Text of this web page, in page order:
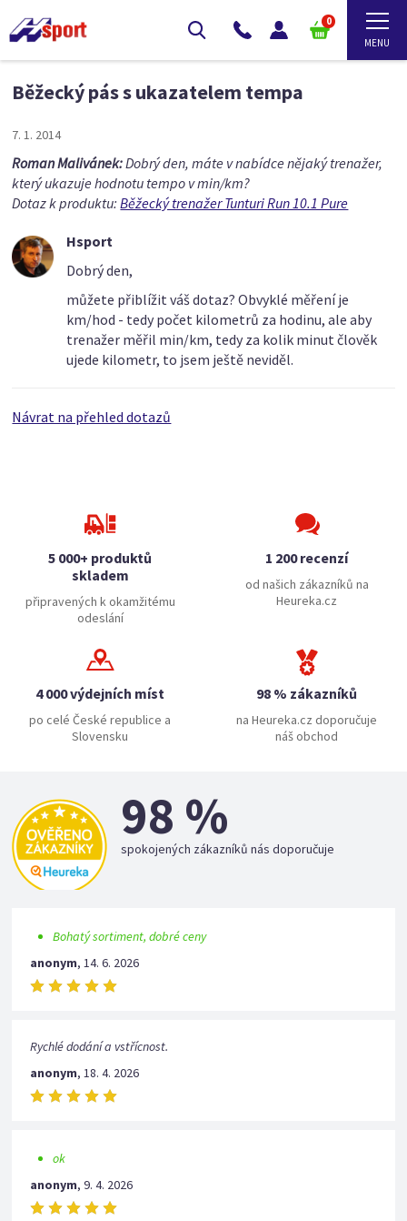
0
Běžecký pás s ukazatelem tempa
7. 1. 2014
Roman Malivánek:Dobrý den, máte v nabídce nějaký trenažer,
který ukazuje hodnotu tempo v min/km?
Dotaz k produktu:Běžecký trenažer Tunturi Run 10.1 Pure
Hsport
Dobrý den,
můžete přiblížit váš dotaz? Obvyklé měření je
km/hod - tedy počet kilometrů za hodinu, ale aby
trenažer měřil min/km, tedy za kolik minut člověk
ujede kilometr, to jsem ještě neviděl.
Návrat na přehled dotazů
5 000+ produktů
skladem
připravených k okamžitému
odeslání
1 200 recenzí
od našich zákazníků na
Heureka.cz
4 000 výdejních míst
po celé České republice a
Slovensku
98 % zákazníků
na Heureka.cz doporučuje
náš obchod
98 %
spokojených zákazníků nás doporučuje
Bohatý sortiment, dobré ceny
anonym,14. 6. 2026
Rychlé dodání a vstřícnost.
anonym,18. 4. 2026
ok
anonym,9. 4. 2026